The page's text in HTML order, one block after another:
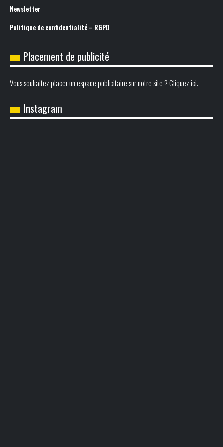
Newsletter
Politique de confidentialité – RGPD
Placement de publicité
Vous souhaitez placer un espace publicitaire sur notre site ? Cliquez ici.
Instagram